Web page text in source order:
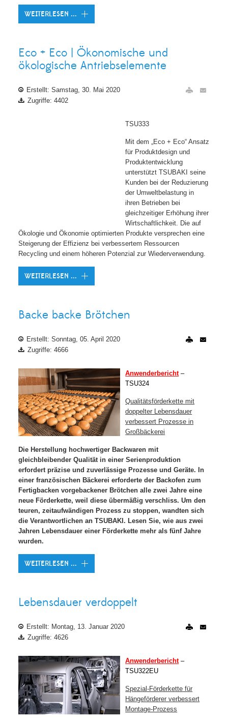
WEITERLESEN ...
Eco + Eco | Ökonomische und
ökologische Antriebselemente
Erstellt: Samstag, 30. Mai 2020
Zugriffe: 4402
TSU333
Mit dem „Eco + Eco“ Ansatz
für Produktdesign und
Produktentwicklung
unterstützt TSUBAKI seine
Kunden bei der Reduzierung
der Umweltbelastung in
ihren Betrieben bei
gleichzeitiger Erhöhung ihrer
Wirtschaftlichkeit. Die auf
Ökologie und Ökonomie optimierten Produkte versprechen eine
Steigerung der Effizienz bei verbessertem Ressourcen
Recycling und einem höheren Potenzial zur Wiederverwendung.
WEITERLESEN ...
Backe backe Brötchen
Erstellt: Sonntag, 05. April 2020
Zugriffe: 4666
Anwenderbericht–
TSU324
Qualitätsförderkette mit
doppelter Lebensdauer
verbessert Prozesse in
Großbäckerei
Die Herstellung hochwertiger Backwaren mit
gleichbleibender Qualität in einer Serienproduktion
erfordert präzise und zuverlässige Prozesse und Geräte. In
einer französischen Bäckerei erforderte der Backofen zum
Fertigbacken vorgebackener Brötchen alle zwei Jahre eine
neue Förderkette, weil diese übermäßig verschliss. Um den
teuren, zeitaufwändigen Prozess zu stoppen, wandten sich
die Verantwortlichen an TSUBAKI. Lesen Sie, wie aus zwei
Jahren Lebensdauer einer Förderkette mehr als fünf Jahre
wurden.
WEITERLESEN ...
Lebensdauer verdoppelt
Erstellt: Montag, 13. Januar 2020
Zugriffe: 4626
Anwenderbericht–
TSU322EU
Spezial-Förderkette für
Hängeförderer verbessert
Montage-Prozess